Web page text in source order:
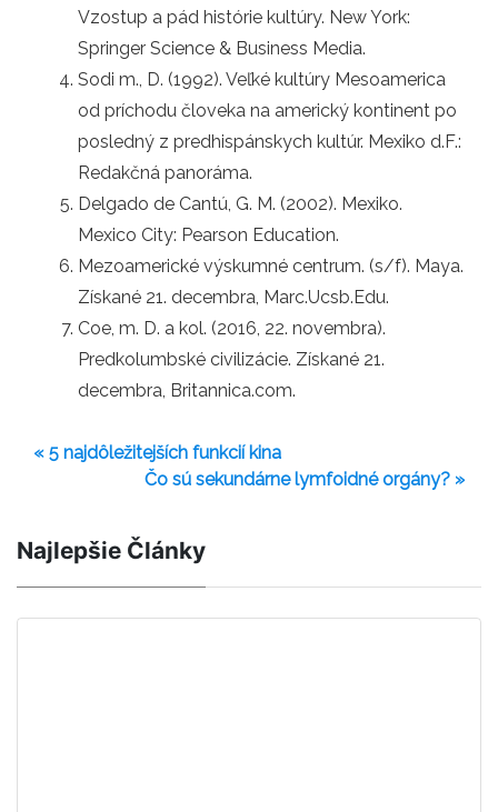
Vzostup a pád histórie kultúry. New York:
Springer Science & Business Media.
Sodi m., D. (1992). Veľké kultúry Mesoamerica
od príchodu človeka na americký kontinent po
posledný z predhispánskych kultúr. Mexiko d.F.:
Redakčná panoráma.
Delgado de Cantú, G. M. (2002). Mexiko.
Mexico City: Pearson Education.
Mezoamerické výskumné centrum. (s/f). Maya.
Získané 21. decembra, Marc.Ucsb.Edu.
Coe, m. D. a kol. (2016, 22. novembra).
Predkolumbské civilizácie. Získané 21.
decembra, Britannica.com.
« 5 najdôležitejších funkcií kina
Čo sú sekundárne lymfoidné orgány? »
Najlepšie Články